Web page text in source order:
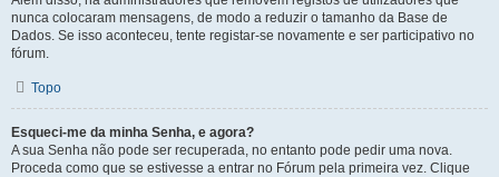
nunca colocaram mensagens, de modo a reduzir o tamanho da Base de
Dados. Se isso aconteceu, tente registar-se novamente e ser participativo no
fórum.
Topo
Esqueci-me da minha Senha, e agora?
A sua Senha não pode ser recuperada, no entanto pode pedir uma nova.
Proceda como que se estivesse a entrar no Fórum pela primeira vez. Clique